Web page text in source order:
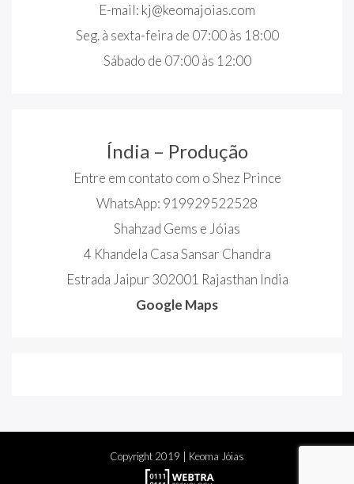
E-mail: kj@keomajoias.com
Seg. à sexta-feira de 07:00 às 18:00
Sábado de 07:00 às 12:00
Índia – Produção
Entre em contato com o Shez Prince
WhatsApp: 919929522528
Shahzad Gems e Jóias
4 Khandela Casa Sansar Chandra
Estrada Jaipur 302001 Rajasthan India
Google Maps
Copyright 2019 | Keoma Jóias